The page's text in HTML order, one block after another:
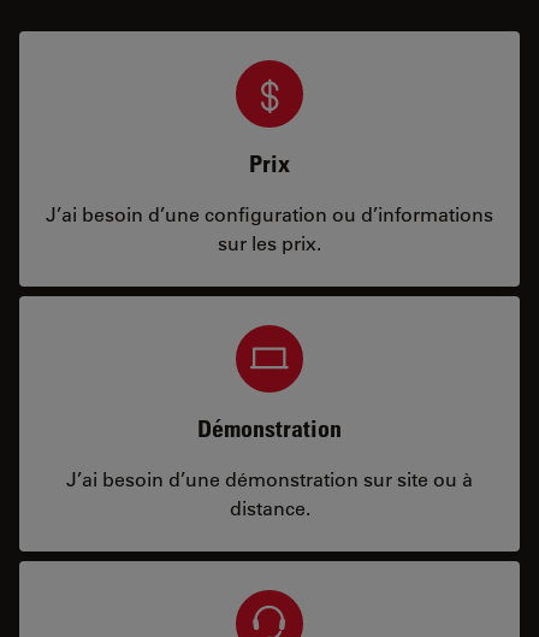
Prix
J’ai besoin d’une configuration ou d’informations
sur les prix.
Démonstration
J’ai besoin d’une démonstration sur site ou à
distance.